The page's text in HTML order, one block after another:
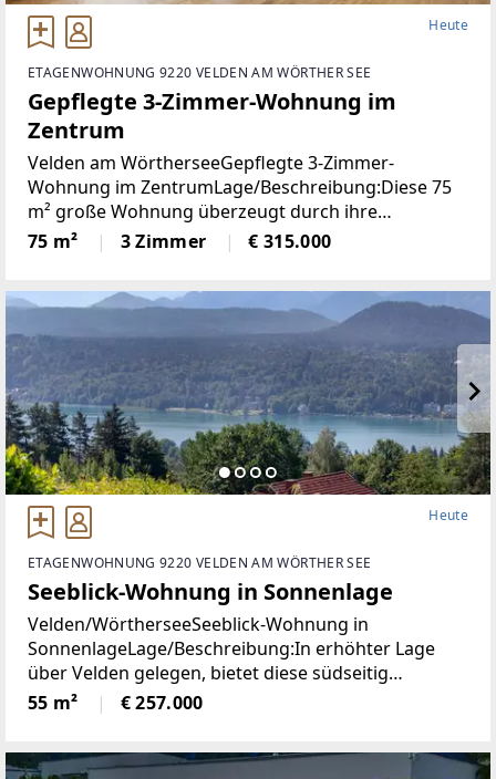
Heute
ETAGENWOHNUNG 9220 VELDEN AM WÖRTHER SEE
Gepflegte 3-Zimmer-Wohnung im
Zentrum
Velden am WörtherseeGepflegte 3-Zimmer-
Wohnung im ZentrumLage/Beschreibung:Diese 75
m² große Wohnung überzeugt durch ihre
durchdachte Raumaufteilung und ihre
ausgezeichnete Lage im Zentrum von Velden. Zwei
75 m² 3 Zimmer € 315.000
Heute
ETAGENWOHNUNG 9220 VELDEN AM WÖRTHER SEE
Seeblick-Wohnung in Sonnenlage
Velden/WörtherseeSeeblick-Wohnung in
SonnenlageLage/Beschreibung:In erhöhter Lage
über Velden gelegen, bietet diese südseitig
ausgerichtete Wohnung angenehme
Lichtverhältnisse und einen schönen Blick auf den
55 m² € 257.000